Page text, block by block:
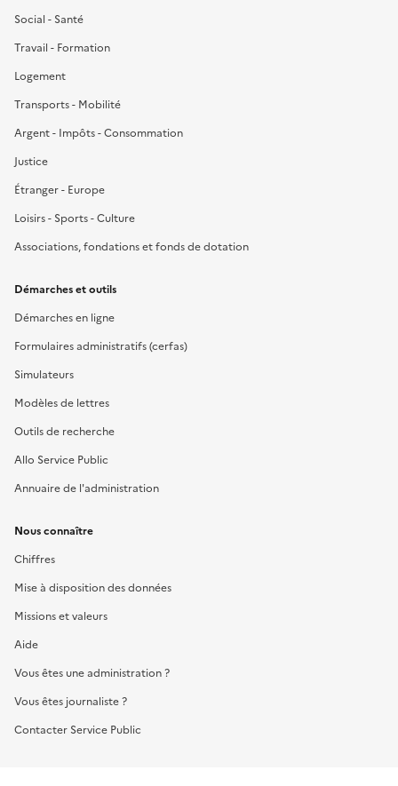
Social - Santé
Travail - Formation
Logement
Transports - Mobilité
Argent - Impôts - Consommation
Justice
Étranger - Europe
Loisirs - Sports - Culture
Associations, fondations et fonds de dotation
Démarches et outils
Démarches en ligne
Formulaires administratifs (cerfas)
Simulateurs
Modèles de lettres
Outils de recherche
Allo Service Public
Annuaire de l'administration
Nous connaître
Chiffres
Mise à disposition des données
Missions et valeurs
Aide
Vous êtes une administration ?
Vous êtes journaliste ?
Contacter Service Public